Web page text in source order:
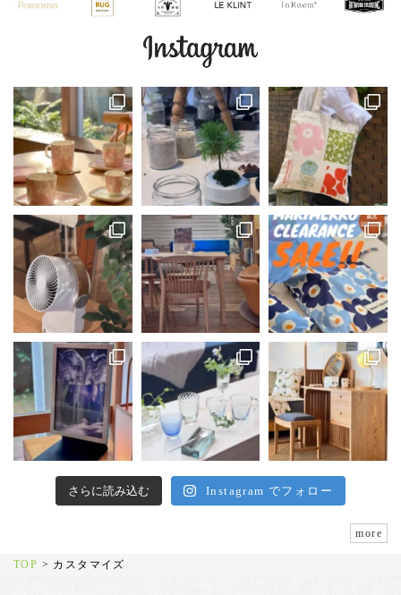
さらに読み込む Instagram でフォロー
more
TOP > カスタマイズ